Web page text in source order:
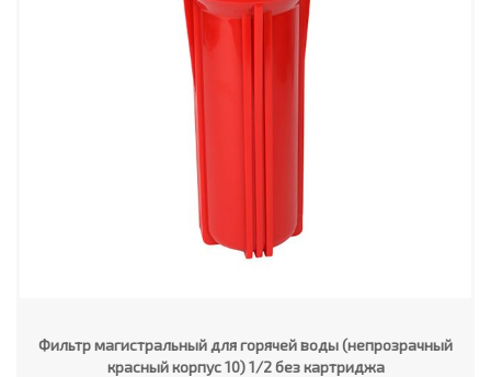
Фильтр магистральный для горячей воды (непрозрачный
красный корпус 10) 1/2 без картриджа